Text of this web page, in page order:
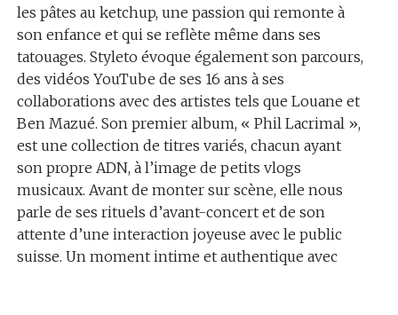
les pâtes au ketchup, une passion qui remonte à
son enfance et qui se reflète même dans ses
tatouages. Styleto évoque également son parcours,
des vidéos YouTube de ses 16 ans à ses
collaborations avec des artistes tels que Louane et
Ben Mazué. Son premier album, « Phil Lacrimal »,
est une collection de titres variés, chacun ayant
son propre ADN, à l’image de petits vlogs
musicaux. Avant de monter sur scène, elle nous
parle de ses rituels d’avant-concert et de son
attente d’une interaction joyeuse avec le public
suisse. Un moment intime et authentique avec